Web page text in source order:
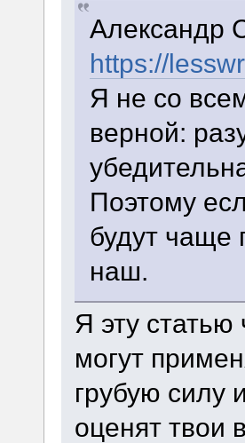
Александр
https://
Я не со
верной:
Поэтому
будут чаще
наш.
Я эту
могут
грубую силу
оценят твои